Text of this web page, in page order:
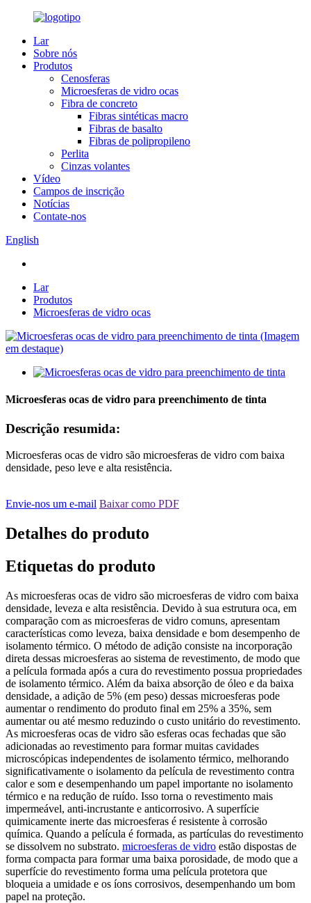
Lar
Sobre nós
Produtos
Cenosferas
Microesferas de vidro ocas
Fibra de concreto
Fibras sintéticas macro
Fibras de basalto
Fibras de polipropileno
Perlita
Cinzas volantes
Vídeo
Campos de inscrição
Notícias
Contate-nos
English
Lar
Produtos
Microesferas de vidro ocas
Microesferas ocas de vidro para preenchimento de tinta
Descrição resumida:
Microesferas ocas de vidro são microesferas de vidro com baixa
densidade, peso leve e alta resistência.
Envie-nos um e-mail Baixar como PDF
Detalhes do produto
Etiquetas do produto
As microesferas ocas de vidro são microesferas de vidro com baixa
densidade, leveza e alta resistência. Devido à sua estrutura oca, em
comparação com as microesferas de vidro comuns, apresentam
características como leveza, baixa densidade e bom desempenho de
isolamento térmico. O método de adição consiste na incorporação
direta dessas microesferas ao sistema de revestimento, de modo que
a película formada após a cura do revestimento possua propriedades
de isolamento térmico. Além da baixa absorção de óleo e da baixa
densidade, a adição de 5% (em peso) dessas microesferas pode
aumentar o rendimento do produto final em 25% a 35%, sem
aumentar ou até mesmo reduzindo o custo unitário do revestimento.
As microesferas ocas de vidro são esferas ocas fechadas que são
adicionadas ao revestimento para formar muitas cavidades
microscópicas independentes de isolamento térmico, melhorando
significativamente o isolamento da película de revestimento contra
calor e som e desempenhando um papel importante no isolamento
térmico e na redução de ruído. Isso torna o revestimento mais
impermeável, anti-incrustante e anticorrosivo. A superfície
quimicamente inerte das microesferas é resistente à corrosão
química. Quando a película é formada, as partículas do revestimento
se dissolvem no substrato. microesferas de vidro estão dispostas de
forma compacta para formar uma baixa porosidade, de modo que a
superfície do revestimento forma uma película protetora que
bloqueia a umidade e os íons corrosivos, desempenhando um bom
papel na proteção.